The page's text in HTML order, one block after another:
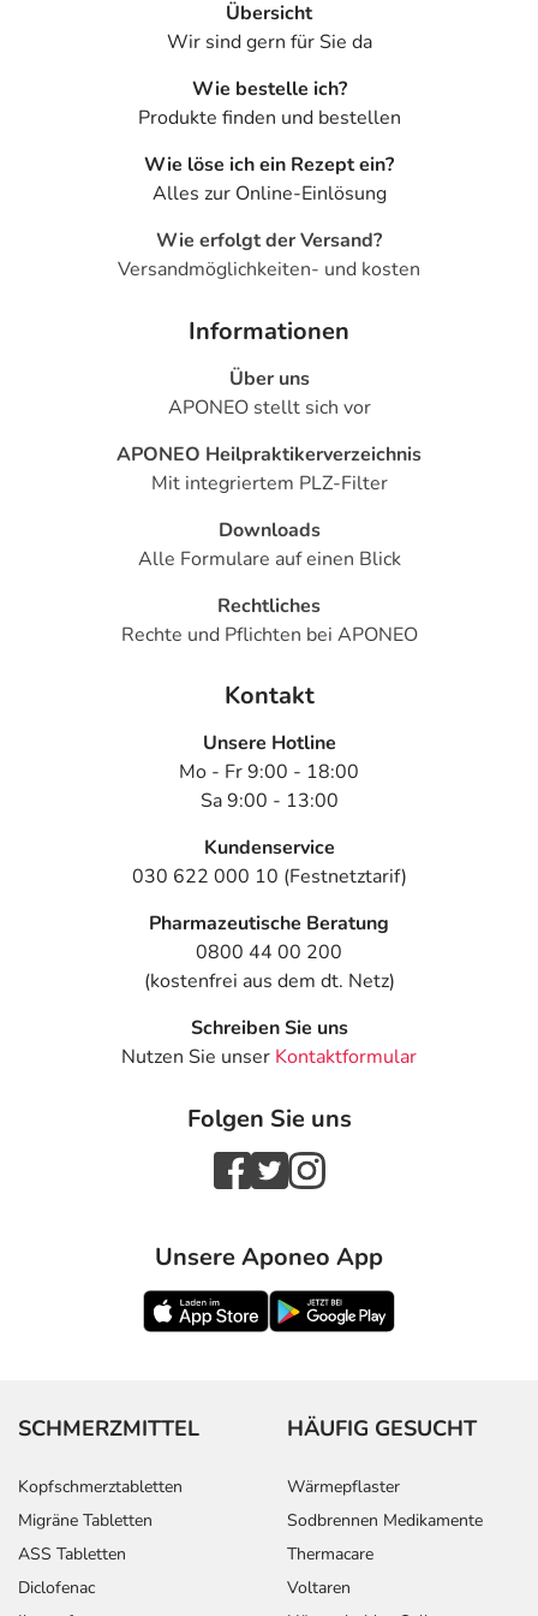
Sonstige Bestandteile: Poly(butylhydrogenmaleat-co-
methoxyethylen) (x:y), Ethylacetat, Isopropanol
Adresse des Anbieters/Herstellers
Dexcel Pharma GmbH
PDF des Beipackzettels
Übersicht
Wir sind gern für Sie da
Wie bestelle ich?
Produkte finden und bestellen
Wie löse ich ein Rezept ein?
Alles zur Online-Einlösung
Wie erfolgt der Versand?
Versandmöglichkeiten- und kosten
Informationen
Über uns
APONEO stellt sich vor
APONEO Heilpraktikerverzeichnis
Mit integriertem PLZ-Filter
Downloads
Alle Formulare auf einen Blick
Rechtliches
Rechte und Pflichten bei APONEO
Kontakt
Unsere Hotline
Mo - Fr 9:00 - 18:00
Sa 9:00 - 13:00
Kundenservice
030 622 000 10 (Festnetztarif)
Pharmazeutische Beratung
0800 44 00 200
(kostenfrei aus dem dt. Netz)
Schreiben Sie uns
Nutzen Sie unser Kontaktformular
Folgen Sie uns
Unsere Aponeo App
SCHMERZMITTEL
Kopfschmerztabletten
Migräne Tabletten
ASS Tabletten
Diclofenac
HÄUFIG GESUCHT
Wärmepflaster
Sodbrennen Medikamente
Thermacare
Voltaren